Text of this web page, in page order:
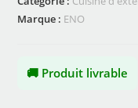
Marque : ENO
🚚 Produit livrable